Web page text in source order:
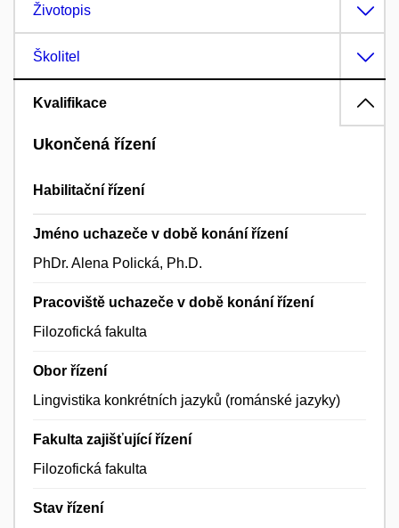
Životopis
Školitel
Kvalifikace
Ukončená řízení
Habilitační řízení
Jméno uchazeče v době konání řízení
PhDr. Alena Polická, Ph.D.
Pracoviště uchazeče v době konání řízení
Filozofická fakulta
Obor řízení
Lingvistika konkrétních jazyků (románské jazyky)
Fakulta zajišťující řízení
Filozofická fakulta
Stav řízení